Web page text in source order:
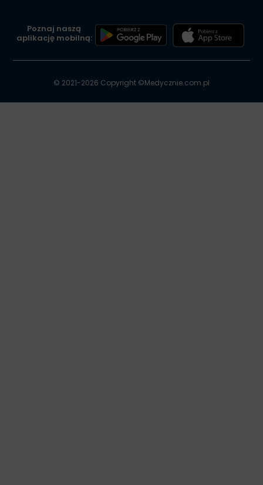
Poznaj naszą
aplikację mobilną:
© 2021-2026 Copyright ©Medycznie.com.pl